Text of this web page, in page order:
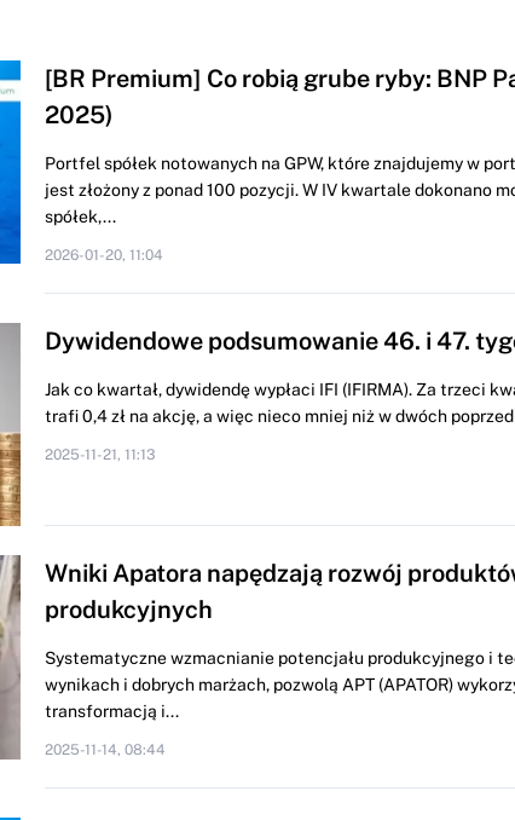
[BR Premium] Co robią grube ryby: BNP
2025)
Portfel spółek notowanych na GPW, które znajdujemy w
jest złożony z ponad 100 pozycji. W IV kwartale dokonano
spółek,...
2026-01-20, 11:04
Dywidendowe podsumowanie 46. i 47.
Jak co kwartał, dywidendę wypłaci IFI (IFIRMA). Za trzeci
trafi 0,4 zł na akcję, a więc nieco mniej niż w dwóch
2025-11-21, 11:13
Wniki Apatora napędzają rozwój
produkcyjnych
Systematyczne wzmacnianie potencjału produkcyjnego i
wynikach i dobrych marżach, pozwolą APT (APATOR)
transformacją i...
2025-11-14, 08:44